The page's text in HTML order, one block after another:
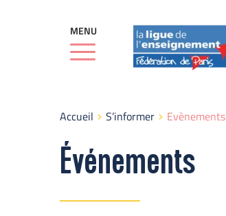
MENU
Accueil S’informer Evènements
Événements